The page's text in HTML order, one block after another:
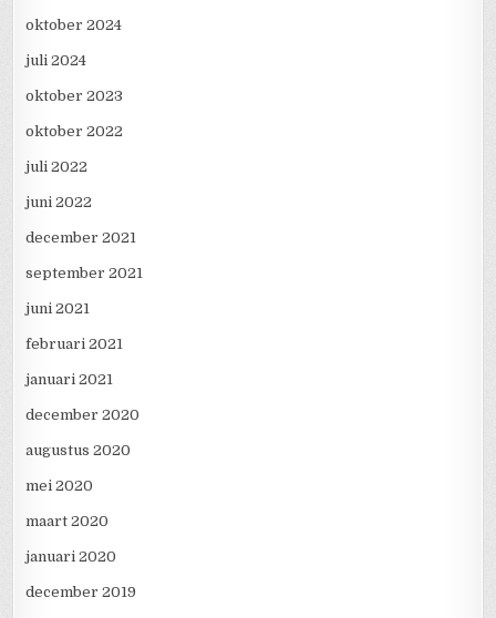
oktober 2024
juli 2024
oktober 2023
oktober 2022
juli 2022
juni 2022
december 2021
september 2021
juni 2021
februari 2021
januari 2021
december 2020
augustus 2020
mei 2020
maart 2020
januari 2020
december 2019